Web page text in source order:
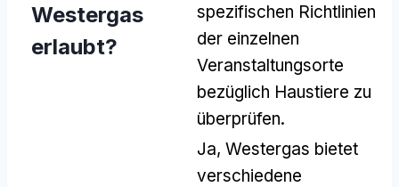
Westergas
erlaubt?
spezifischen Richtlinien
der einzelnen
Veranstaltungsorte
bezüglich Haustiere zu
überprüfen.
Ja, Westergas bietet
verschiedene